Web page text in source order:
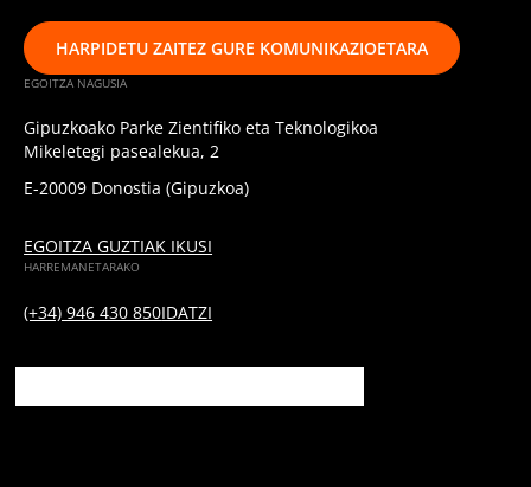
HARPIDETU ZAITEZ GURE KOMUNIKAZIOETARA
EGOITZA NAGUSIA
Gipuzkoako Parke Zientifiko eta Teknologikoa
Mikeletegi pasealekua, 2
E-20009 Donostia (Gipuzkoa)
EGOITZA GUZTIAK IKUSI
HARREMANETARAKO
(+34) 946 430 850IDATZI